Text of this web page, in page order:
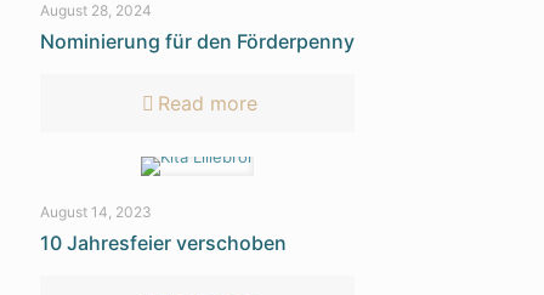
August 28, 2024
Nominierung für den Förderpenny
Read more
August 14, 2023
10 Jahresfeier verschoben